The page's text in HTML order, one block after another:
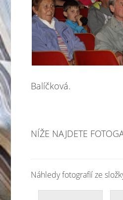
Balíčková.
NÍŽE NAJDETE
Náhledy fotografií ze